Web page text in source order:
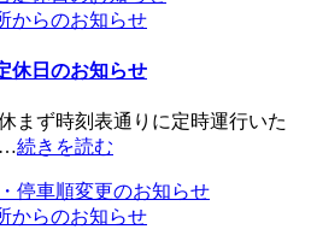
からのお知らせ
休日のお知らせ
まず時刻表通りに定時運行いた
…続きを読む
からのお知らせ